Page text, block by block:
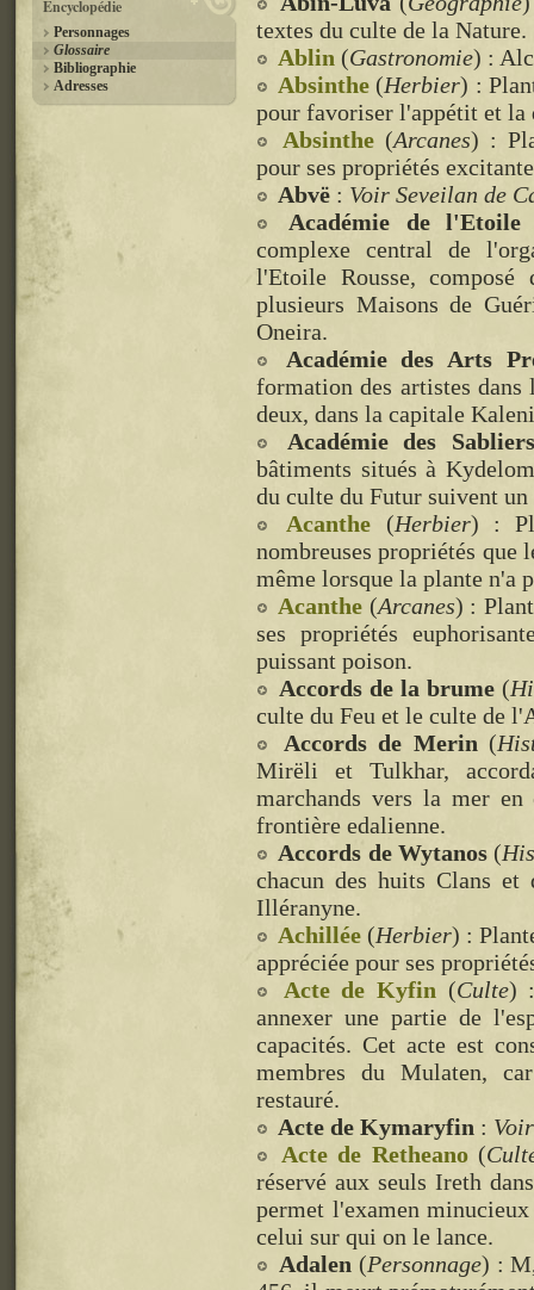
Encyclopédie
Personnages
Glossaire
Bibliographie
Adresses
textes du culte de la Nature.
Ablin (Gastronomie) :
Absinthe (Herbier) :
pour favoriser l'appétit et la
Absinthe (Arcanes) :
pour ses propriétés
Abvë : Voir Seveilan de
Académie de l'Etoile
complexe central de
l'Etoile Rousse,
plusieurs Maisons de
Oneira.
Académie des Arts
formation des artistes
deux, dans la capitale
Académie des
bâtiments situés à
du culte du Futur suivent
Acanthe (Herbier) :
nombreuses propriétés que
même lorsque la plante n'a
Acanthe (Arcanes) :
ses propriétés
puissant poison.
Accords de la brume(
culte du Feu et le culte de
Accords de Merin (
Mirëli et Tulkhar,
marchands vers la mer
frontière edalienne.
Accords de Wytanos (
chacun des huits Clans et
Illéranyne.
Achillée (Herbier) :
appréciée pour ses
Acte de Kyfin (Culte)
annexer une partie de
capacités. Cet acte est
membres du Mulaten,
restauré.
Acte de Kymaryfin :
Acte de Retheano(
réservé aux seuls Ireth
permet l'examen
celui sur qui on le lance.
Adalen (Personnage) :